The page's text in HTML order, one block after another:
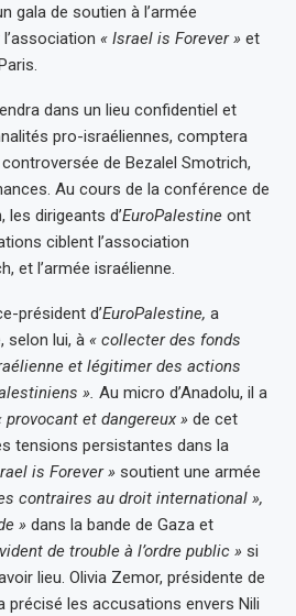
gala de soutien à l’armée
« Israel is Forever » et
dans un lieu confidentiel et
pro-israéliennes, comptera
de Bezalel Smotrich,
Au cours de la conférence de
les dirigeants d’EuroPalestine ont
ciblent l’association
et l’armée israélienne.
président d’EuroPalestine, a
selon lui, à « collecter des fonds
et légitimer des actions
». Au micro d’Anadolu, il a
provocant et dangereux » de cet
tensions persistantes dans la
is Forever » soutient une armée
contraires au droit international »,
» dans la bande de Gaza et
de trouble à l’ordre public » si
lieu. Olivia Zemor, présidente de
précisé les accusations envers Nili